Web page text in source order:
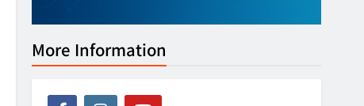
More Information